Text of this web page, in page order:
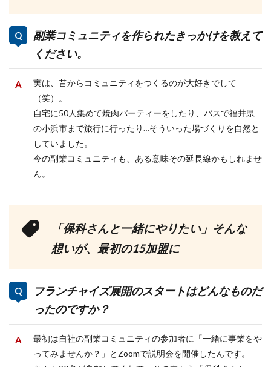
副業コミュニティを作られたきっかけを教えて
ください。
実は、昔からコミュニティをつくるのが大好きでして
（笑）。
自宅に50人集めて焼肉パーティーをしたり、バスで福井県
の小浜市まで旅行に行ったり…そういった場づくりを自然と
していました。
今の副業コミュニティも、ある意味その延長線かもしれませ
ん。
「保科さんと一緒にやりたい」そんな
想いが、最初の15加盟に
フランチャイズ展開のスタートはどんなものだ
ったのですか？
最初は自社の副業コミュニティの参加者に「一緒に事業をや
ってみませんか？」とZoomで説明会を開催したんです。